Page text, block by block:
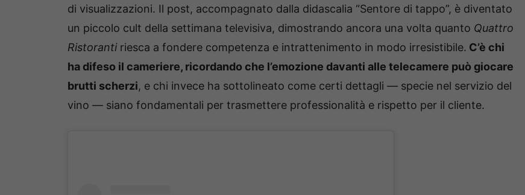
di visualizzazioni. Il post, accompagnato dalla didascalia “Sentore di tappo”, è diventato
un piccolo cult della settimana televisiva, dimostrando ancora una volta quanto Quattro
Ristorantiriesca a fondere competenza e intrattenimento in modo irresistibile. C’è chi
ha difeso il cameriere, ricordando che l’emozione davanti alle telecamere può giocare
brutti scherzi, e chi invece ha sottolineato come certi dettagli — specie nel servizio del
vino — siano fondamentali per trasmettere professionalità e rispetto per il cliente.